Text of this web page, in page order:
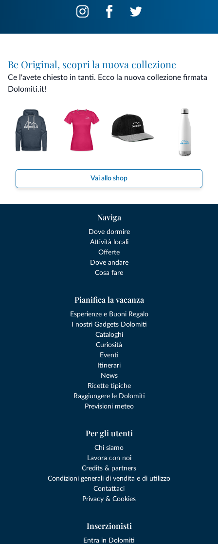
Be Original, scopri la nuova collezione
Ce l'avete chiesto in tanti. Ecco la nuova collezione firmata
Dolomiti.it!
Vai allo shop
Naviga
Dove dormire
Attività locali
Offerte
Dove andare
Cosa fare
Pianifica la vacanza
Esperienze e Buoni Regalo
I nostri Gadgets Dolomiti
Cataloghi
Curiosità
Eventi
Itinerari
News
Ricette tipiche
Raggiungere le Dolomiti
Previsioni meteo
Per gli utenti
Chi siamo
Lavora con noi
Credits & partners
Condizioni generali di vendita e di utilizzo
Contattaci
Privacy & Cookies
Inserzionisti
Entra in Dolomiti